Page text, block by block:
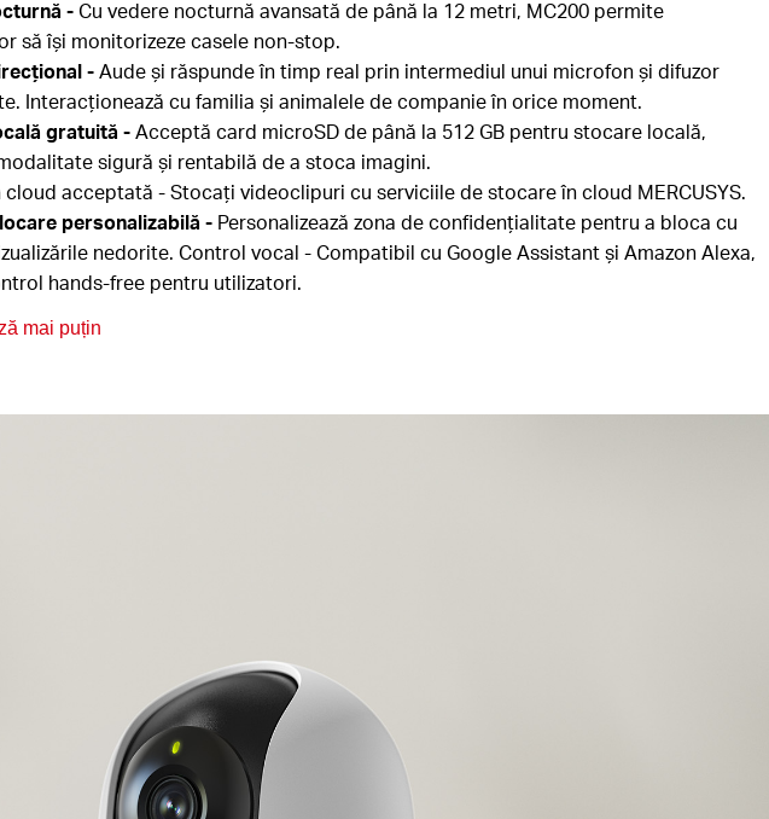
-Cu vedere nocturnă avansată de până la 12 metri, MC200 permite
să își monitorizeze casele non-stop.
-Aude și răspunde în timp real prin intermediul unui microfon și difuzor
Interacționează cu familia și animalele de companie în orice moment.
gratuită -Acceptă card microSD de până la 512 GB pentru stocare locală,
sigură și rentabilă de a stoca imagini.
acceptată - Stocați videoclipuri cu serviciile de stocare în cloud MERCUSYS.
personalizabilă - Personalizează zona de confidențialitate pentru a bloca cu
nedorite. Control vocal - Compatibil cu Google Assistant și Amazon Alexa,
hands-free pentru utilizatori.
mai puțin